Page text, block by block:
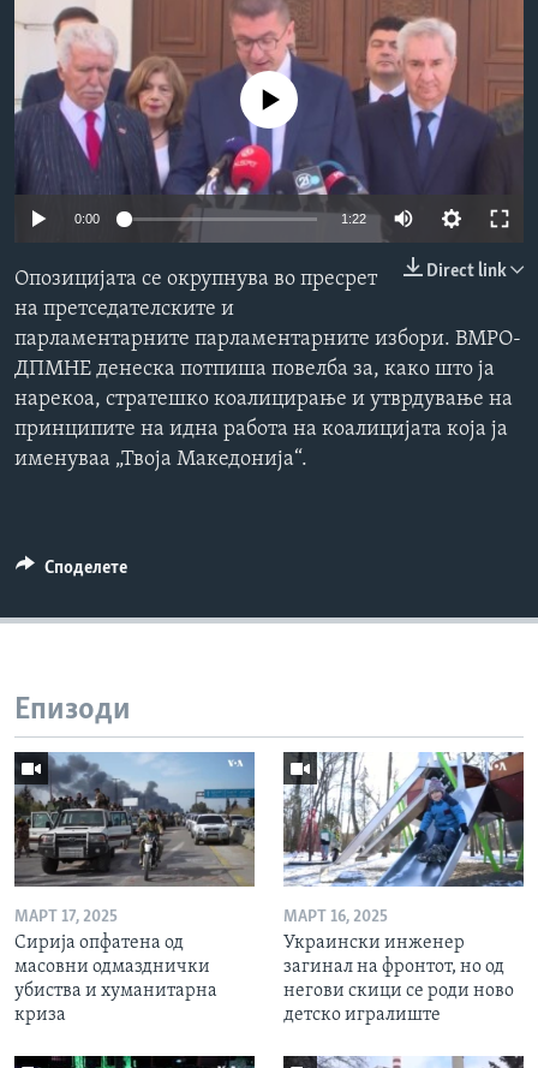
ИНТЕРВЈУА
Јазици
No media source currently available
0:00 1:22
Direct link
Опозицијата се окрупнува во пресрет
на претседателските и
парламентарните парламентарните избори. ВМРО-
ДПМНЕ денеска потпиша повелба за, како што ја
нарекоа, стратешко коалицирање и утврдување на
принципите на идна работа на коалицијата која ја
именуваа „Твоја Македонија“.
Споделете
Епизоди
МАРТ 17, 2025
Сирија опфатена од
масовни одмазднички
убиства и хуманитарна
криза
МАРТ 16, 2025
Украински инженер
загинал на фронтот, но од
негови скици се роди ново
детско игралиште